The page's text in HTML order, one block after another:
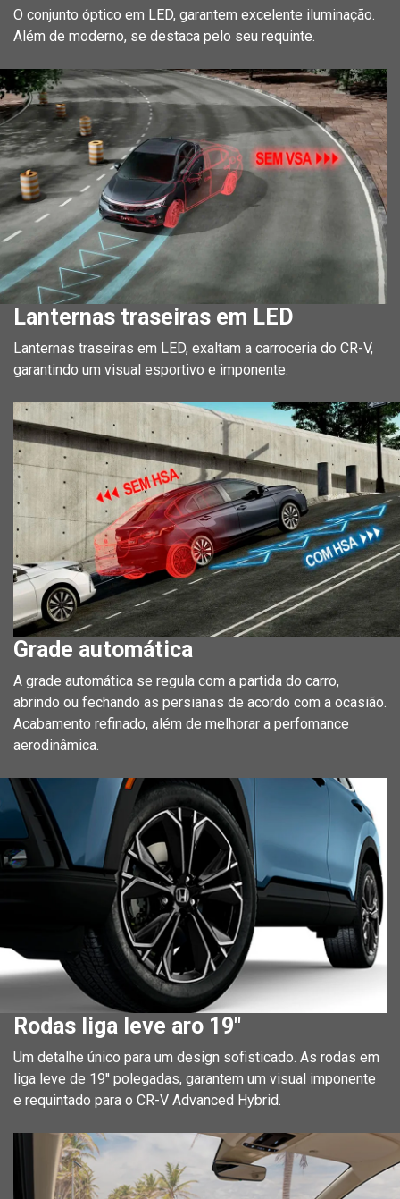
O conjunto óptico em LED, garantem excelente iluminação.
Além de moderno, se destaca pelo seu requinte.
Lanternas traseiras em LED
Lanternas traseiras em LED, exaltam a carroceria do CR-V,
garantindo um visual esportivo e imponente.
Grade automática
A grade automática se regula com a partida do carro,
abrindo ou fechando as persianas de acordo com a ocasião.
Acabamento refinado, além de melhorar a perfomance
aerodinâmica.
Rodas liga leve aro 19"
Um detalhe único para um design sofisticado. As rodas em
liga leve de 19'' polegadas, garantem um visual imponente
e requintado para o CR-V Advanced Hybrid.